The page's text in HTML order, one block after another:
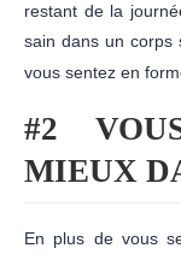
restant de la
sain dans un corps
vous sentez en
#2
MIEUX
En plus de vous